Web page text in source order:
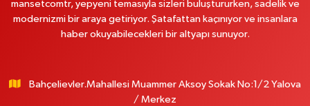
mansetcomtr, yepyeni temasıyla sizleri buluştururken, sadelik ve
modernizmi bir araya getiriyor. Şatafattan kaçınıyor ve insanlara
haber okuyabilecekleri bir altyapı sunuyor.
Bahçelievler.Mahallesi Muammer Aksoy Sokak No:1/2 Yalova
/ Merkez